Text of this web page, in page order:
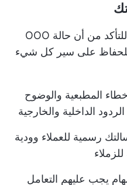
قبل الابتعاد، خذ بضع لحظات للتأكد من أن حالة OOO
على سير كل شيء
المطبعية والوضوح
الداخلية والخارجية
رسمية للعملاء وودية
يجب عليهم التعامل